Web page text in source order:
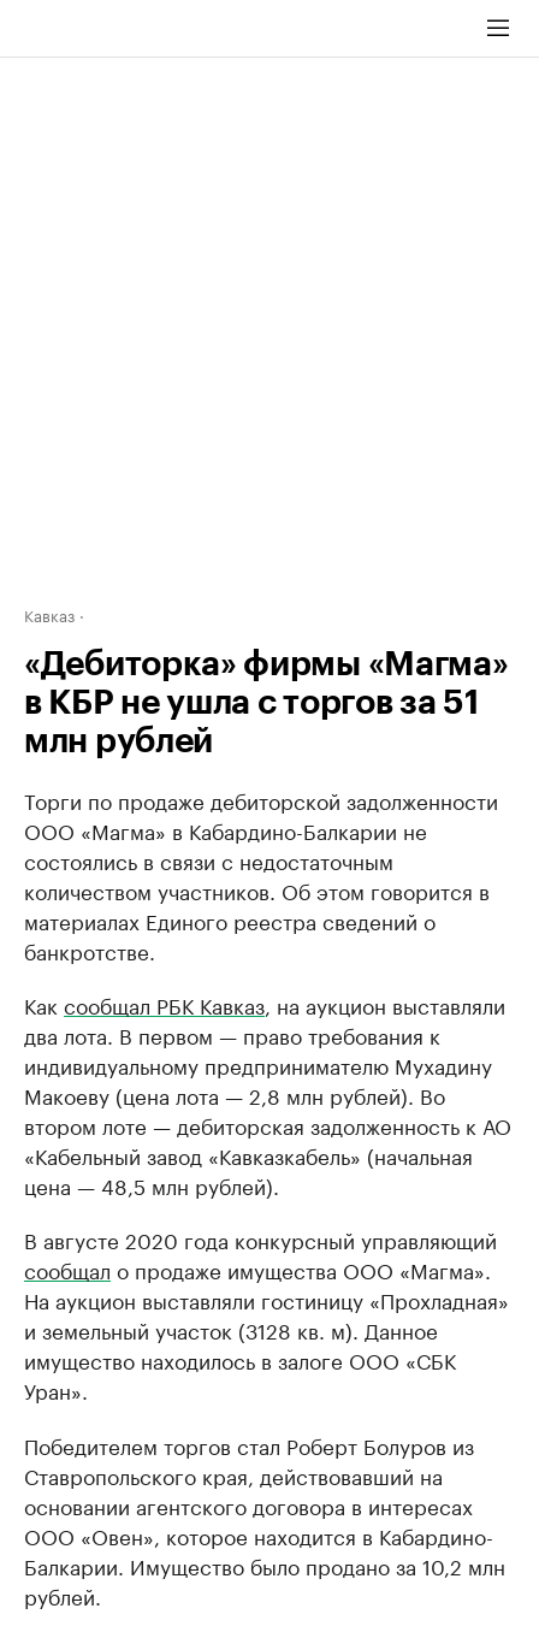
Кавказ
«Дебиторка» фирмы «Магма»
в КБР не ушла с торгов за 51
млн рублей
Торги по продаже дебиторской задолженности
ООО «Магма» в Кабардино-Балкарии не
состоялись в связи с недостаточным
количеством участников. Об этом говорится в
материалах Единого реестра сведений о
банкротстве.
Как сообщал РБК Кавказ , на аукцион выставляли
два лота. В первом — право требования к
индивидуальному предпринимателю Мухадину
Макоеву (цена лота — 2,8 млн рублей). Во
втором лоте — дебиторская задолженность к АО
«Кабельный завод «Кавказкабель» (начальная
цена — 48,5 млн рублей).
В августе 2020 года конкурсный управляющий
сообщал о продаже имущества ООО «Магма».
На аукцион выставляли гостиницу «Прохладная»
и земельный участок (3128 кв. м). Данное
имущество находилось в залоге ООО «СБК
Уран».
Победителем торгов стал Роберт Болуров из
Ставропольского края, действовавший на
основании агентского договора в интересах
ООО «Овен», которое находится в Кабардино-
Балкарии. Имущество было продано за 10,2 млн
рублей.